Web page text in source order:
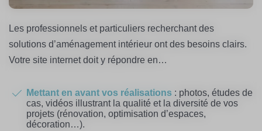
Les professionnels et particuliers recherchant des
solutions d’aménagement intérieur ont des besoins clairs.
Votre site internet doit y répondre en…
Mettant en avant vos réalisations : photos, études de
cas, vidéos illustrant la qualité et la diversité de vos
projets (rénovation, optimisation d’espaces,
décoration…).